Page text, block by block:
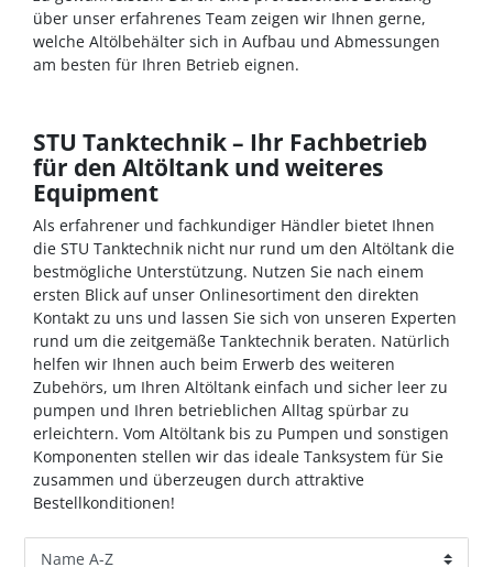
über unser erfahrenes Team zeigen wir Ihnen gerne,
welche Altölbehälter sich in Aufbau und Abmessungen
am besten für Ihren Betrieb eignen.
STU Tanktechnik – Ihr Fachbetrieb
für den Altöltank und weiteres
Equipment
Als erfahrener und fachkundiger Händler bietet Ihnen
die STU Tanktechnik nicht nur rund um den Altöltank die
bestmögliche Unterstützung. Nutzen Sie nach einem
ersten Blick auf unser Onlinesortiment den direkten
Kontakt zu uns und lassen Sie sich von unseren Experten
rund um die zeitgemäße Tanktechnik beraten. Natürlich
helfen wir Ihnen auch beim Erwerb des weiteren
Zubehörs, um Ihren Altöltank einfach und sicher leer zu
pumpen und Ihren betrieblichen Alltag spürbar zu
erleichtern. Vom Altöltank bis zu Pumpen und sonstigen
Komponenten stellen wir das ideale Tanksystem für Sie
zusammen und überzeugen durch attraktive
Bestellkonditionen!